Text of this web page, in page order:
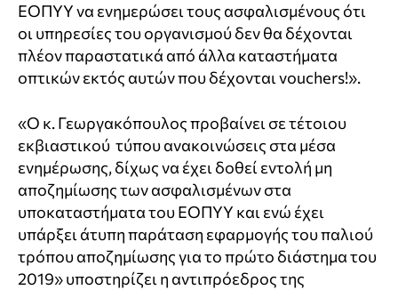
ΕΟΠΥΥ να ενημερώσει τους ασφαλισμένους ότι
οι υπηρεσίες του οργανισμού δεν θα δέχονται
πλέον παραστατικά από άλλα καταστήματα
οπτικών εκτός αυτών που δέχονται vouchers!».
«Ο κ. Γεωργακόπουλος προβαίνει σε τέτοιου
εκβιαστικού τύπου ανακοινώσεις στα μέσα
ενημέρωσης, δίχως να έχει δοθεί εντολή μη
αποζημίωσης των ασφαλισμένων στα
υποκαταστήματα του ΕΟΠΥΥ και ενώ έχει
υπάρξει άτυπη παράταση εφαρμογής του παλιού
τρόπου αποζημίωσης για το πρώτο διάστημα του
2019» υποστηρίζει η αντιπρόεδρος της